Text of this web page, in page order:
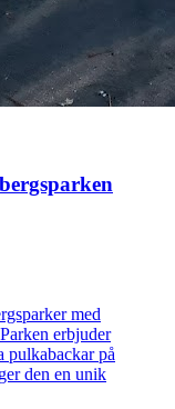
med
erbjuder
pulkabackar på
den en unik